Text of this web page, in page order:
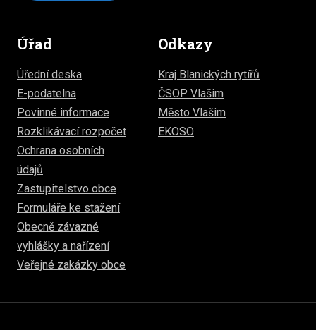
Úřad
Úřední deska
E-podatelna
Povinné informace
Rozklikávací rozpočet
Ochrana osobních
údajů
Zastupitelstvo obce
Formuláře ke stažení
Obecně závazné
vyhlášky a nařízení
Veřejné zakázky obce
Odkazy
Kraj Blanických rytířů
ČSOP Vlašim
Město Vlašim
EKOSO